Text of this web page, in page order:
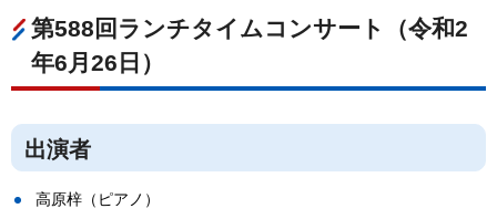
第588回ランチタイムコンサート（令和2
年6月26日）
出演者
高原梓（ピアノ）